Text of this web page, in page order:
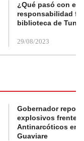
¿Qué pasó con el
responsabilidad
biblioteca de
29/08/2023
Gobernador
explosivos frente a
Antinarcóticos en
Guaviare